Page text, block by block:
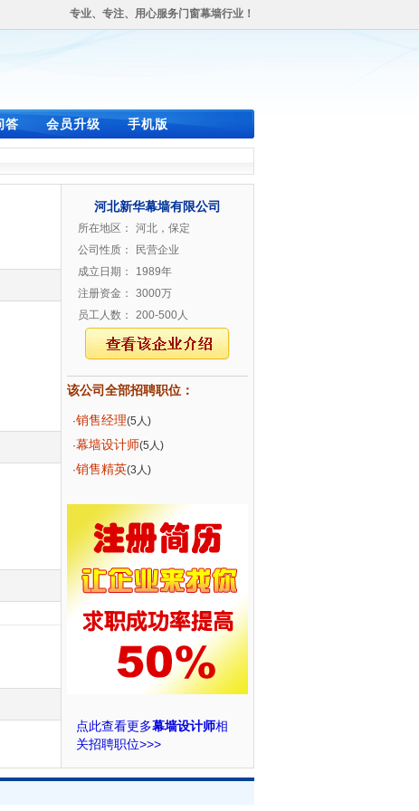
专业、专注、用心服务门窗幕墙行业！
答 会员升级 手机版
河北新华幕墙有限公司
所在地区：
河北，保定
公司性质：
民营企业
成立日期：
1989年
注册资金：
3000万
员工人数：
200-500人
该公司全部招聘职位：
·销售经理(5人)
·幕墙设计师(5人)
·销售精英(3人)
点此查看更多幕墙设计师相
关招聘职位>>>